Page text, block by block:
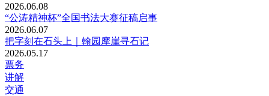
2026.06.08
“公涛精神杯”全国书法大赛征稿启事
2026.06.07
把字刻在石头上｜翰园摩崖寻石记
2026.05.17
票务
讲解
交通